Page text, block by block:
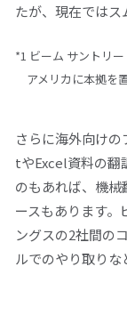
たが、現在ではス
*1 ビーム サントリ
アメリカに本拠を
さらに海外向け
tやExcel資料の翻
のもあれば、機
ースもあります。
ングスの2社間の
ルでのやり取りな